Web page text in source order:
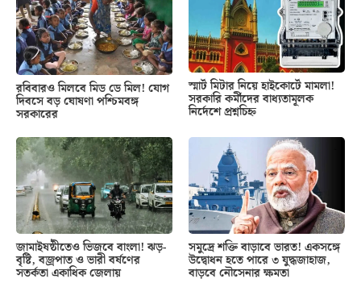
রবিবারও মিলবে মিড ডে মিল! যোগ
দিবসে বড় ঘোষণা পশ্চিমবঙ্গ
সরকারের
স্মার্ট মিটার নিয়ে হাইকোর্টে মামলা!
সরকারি কর্মীদের বাধ্যতামূলক
নির্দেশে প্রশ্নচিহ্ন
জামাইষষ্ঠীতেও ভিজবে বাংলা! ঝড়-
বৃষ্টি, বজ্রপাত ও ভারী বর্ষণের
সতর্কতা একাধিক জেলায়
সমুদ্রে শক্তি বাড়াবে ভারত! একসঙ্গে
উদ্বোধন হতে পারে ৩ যুদ্ধজাহাজ,
বাড়বে নৌসেনার ক্ষমতা